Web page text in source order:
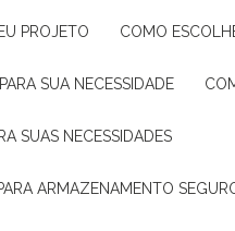
PROJETO COMO
SUA NECESSIDADE
SUAS NECESSIDADES
ARMAZENAMENTO